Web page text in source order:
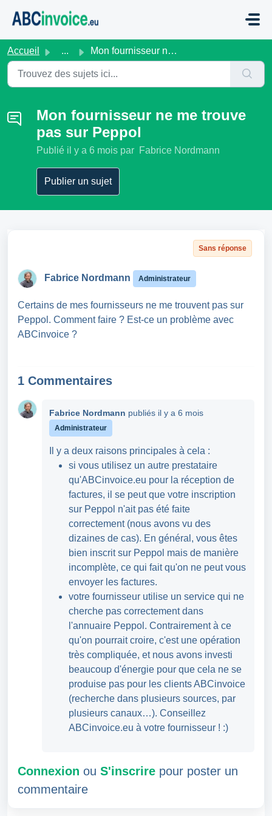
Accueil ... Mon fournisseur ne me trouve pas sur Peppol
Mon fournisseur ne me trouve
pas sur Peppol
Publié il y a 6 mois par Fabrice Nordmann
Publier un sujet
Sans réponse
Fabrice Nordmann Administrateur
Certains de mes fournisseurs ne me trouvent pas sur
Peppol. Comment faire ? Est-ce un problème avec
ABCinvoice ?
1 Commentaires
Fabrice Nordmann publiés il y a 6 mois
Administrateur
Il y a deux raisons principales à cela :
si vous utilisez un autre prestataire
qu'ABCinvoice.eu pour la réception de
factures, il se peut que votre inscription
sur Peppol n'ait pas été faite
correctement (nous avons vu des
dizaines de cas). En général, vous êtes
bien inscrit sur Peppol mais de manière
incomplète, ce qui fait qu'on ne peut vous
envoyer les factures.
votre fournisseur utilise un service qui ne
cherche pas correctement dans
l'annuaire Peppol. Contrairement à ce
qu'on pourrait croire, c'est une opération
très compliquée, et nous avons investi
beaucoup d'énergie pour que cela ne se
produise pas pour les clients ABCinvoice
(recherche dans plusieurs sources, par
plusieurs canaux…). Conseillez
ABCinvoice.eu à votre fournisseur ! :)
Connexion ou S'inscrire pour poster un
commentaire